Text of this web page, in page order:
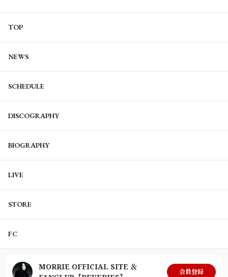
TOP
NEWS
SCHEDULE
DISCOGRAPHY
BIOGRAPHY
LIVE
STORE
FC
MORRIE OFFICIAL SITE ＆
会員登録